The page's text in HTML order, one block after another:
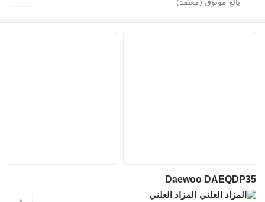
Daewoo DAEQDP35
المزاد العلني